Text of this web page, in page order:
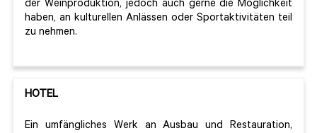
der Weinproduktion, jedoch auch gerne die Möglichkeit
haben, an kulturellen Anlässen oder Sportaktivitäten teil
zu nehmen.
HOTEL
Ein umfängliches Werk an Ausbau und Restauration,